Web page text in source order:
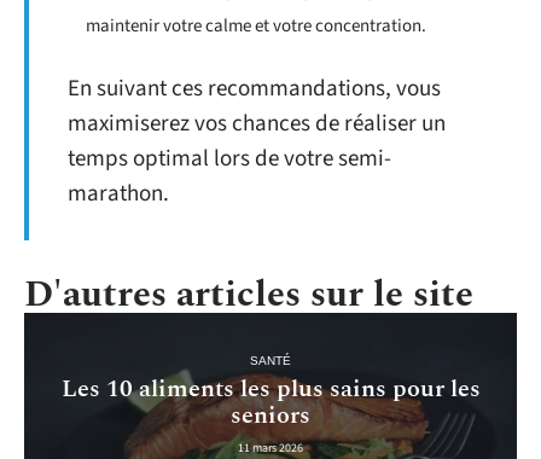
maintenir votre calme et votre concentration.
En suivant ces recommandations, vous
maximiserez vos chances de réaliser un
temps optimal lors de votre semi-
marathon.
D'autres articles sur le site
SANTÉ
Les 10 aliments les plus sains pour les
seniors
11 mars 2026